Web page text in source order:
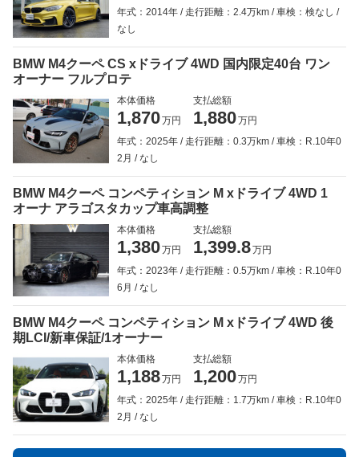
年式：2014年
走行距離：2.4万km
車検：検なし
なし
BMW M4クーペ CS xドライブ 4WD 国内限定40台 ワン
オーナー フルプロテ
本体価格
1,870万円
支払総額
1,880万円
年式：2025年
走行距離：0.3万km
車検：R.10年0
2月
なし
BMW M4クーペ コンペティション M xドライブ 4WD 1
オーナ アラゴスタカップ車高調整
本体価格
1,380万円
支払総額
1,399.8万円
年式：2023年
走行距離：0.5万km
車検：R.10年0
6月
なし
BMW M4クーペ コンペティション M xドライブ 4WD 後
期LCI/新車保証/1オーナー
本体価格
1,188万円
支払総額
1,200万円
年式：2025年
走行距離：1.7万km
車検：R.10年0
2月
なし